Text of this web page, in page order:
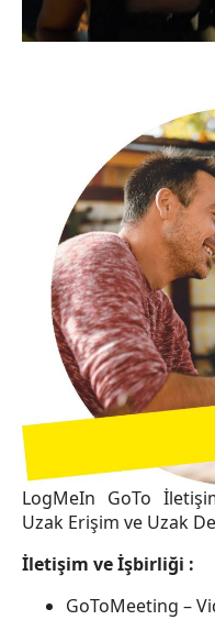
LogMeIn GoTo
Uzak Erişim ve Uzak
İletişim ve İşbirliği :
GoToMeeting –